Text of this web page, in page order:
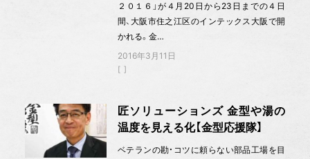
２０１６」が４月20日から23日までの４日
間、大阪市住之江区のインテックス大阪で開
かれる。金…
2016年3月11日
匠ソリューションズ 金型や湯の
温度を見える化【金型応援隊】
ベテランの勘・コツに頼らない部品工場を目